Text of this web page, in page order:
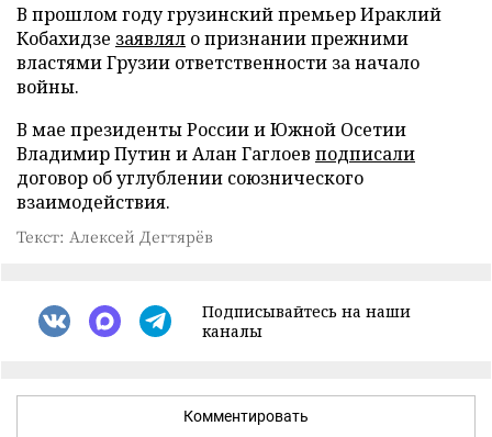
В прошлом году грузинский премьер Ираклий
Кобахидзе заявлял о признании прежними
властями Грузии ответственности за начало
войны.
В мае президенты России и Южной Осетии
Владимир Путин и Алан Гаглоев подписали
договор об углублении союзнического
взаимодействия.
Текст: Алексей Дегтярёв
Подписывайтесь на наши
каналы
Комментировать